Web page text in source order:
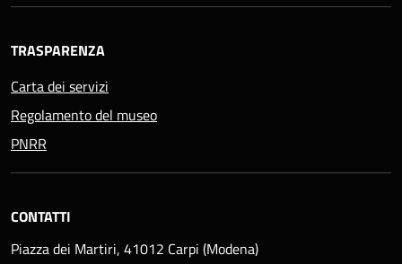
TRASPARENZA
Carta dei servizi
Regolamento del museo
PNRR
CONTATTI
Piazza dei Martiri, 41012 Carpi (Modena)